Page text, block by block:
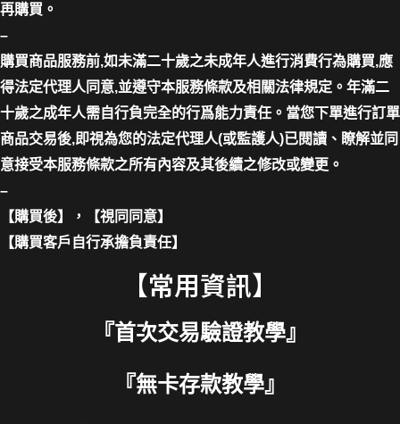
再購買。
–
購買商品服務前,如未滿二十歲之未成年人進行消費行為購買,應
得法定代理人同意,並遵守本服務條款及相關法律規定。年滿二
十歲之成年人需自行負完全的行爲能力責任。當您下單進行訂單
商品交易後,即視為您的法定代理人(或監護人)已閱讀、瞭解並同
意接受本服務條款之所有內容及其後續之修改或變更。
–
【購買後】，【視同同意】
【購買客戶自行承擔負責任】
【常用資訊】
『首次交易驗證教學』
『無卡存款教學』